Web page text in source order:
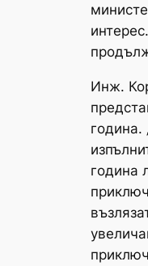
Инж.
година.
година